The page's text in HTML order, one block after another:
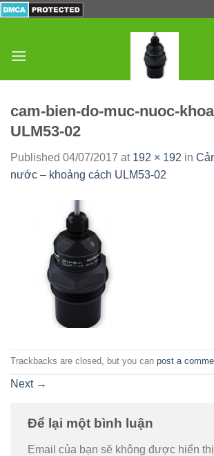
cam-bien-do-muc-nuoc-
ULM53-02
Published 04/07/2017 at 192 × 192 in
nước – khoảng cách ULM53-02
Trackbacks are closed, but you can post a
Next →
Để lại một bình luận
Email của bạn sẽ không được hiển